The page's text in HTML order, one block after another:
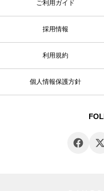
ご利用ガイド
採用情報
利用規約
個人情報保護方針